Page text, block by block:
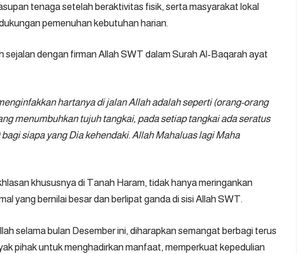
tenaga setelah beraktivitas fisik, serta masyarakat lokal
pemenuhan kebutuhan harian.
sejalan dengan firman Allah SWT dalam Surah Al-Baqarah ayat
hartanya di jalan Allah adalah seperti (orang-orang
menumbuhkan tujuh tangkai, pada setiap tangkai ada seratus
siapa yang Dia kehendaki. Allah Mahaluas lagi Maha
khususnya di Tanah Haram, tidak hanya meringankan
yang bernilai besar dan berlipat ganda di sisi Allah SWT.
selama bulan Desember ini, diharapkan semangat berbagi terus
pihak untuk menghadirkan manfaat, memperkuat kepedulian